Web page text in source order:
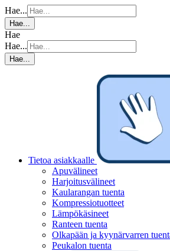
Hae...
Hae...
Hae
Hae...
Hae...
Tietoa asiakkaalle
Apuvälineet
Harjoitusvälineet
Kaularangan tuenta
Kompressiotuotteet
Lämpökäsineet
Ranteen tuenta
Olkapään ja kyynärvarren
Peukalon tuenta